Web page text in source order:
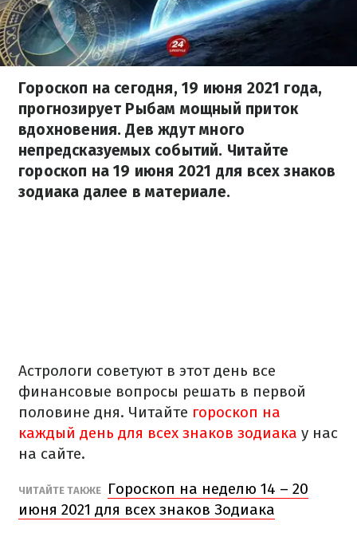
Гороскоп на сегодня, 19 июня 2021 года,
прогнозирует Рыбам мощный приток
вдохновения. Дев ждут много
непредсказуемых событий. Читайте
гороскоп на 19 июня 2021 для всех знаков
зодиака далее в материале.
Астрологи советуют в этот день все
финансовые вопросы решать в первой
половине дня. Читайте гороскоп на
каждый день для всех знаков зодиака у нас
на сайте.
ЧИТАЙТЕ ТАКЖЕ
Гороскоп на неделю 14 – 20
июня 2021 для всех знаков Зодиака